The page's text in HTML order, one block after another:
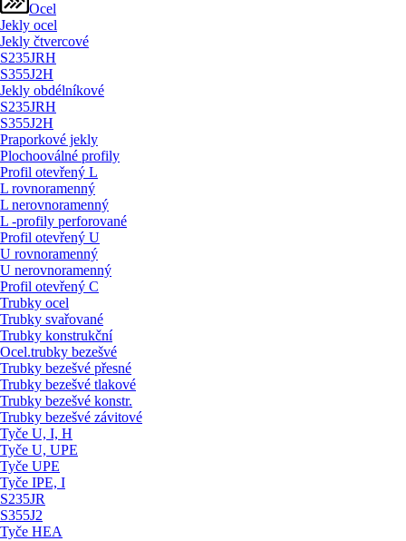
Ocel
Jekly ocel
Jekly čtvercové
S235JRH
S355J2H
Jekly obdélníkové
S235JRH
S355J2H
Praporkové jekly
Plochooválné profily
Profil otevřený L
L rovnoramenný
L nerovnoramenný
L -profily perforované
Profil otevřený U
U rovnoramenný
U nerovnoramenný
Profil otevřený C
Trubky ocel
Trubky svařované
Trubky konstrukční
Ocel.trubky bezešvé
Trubky bezešvé přesné
Trubky bezešvé tlakové
Trubky bezešvé konstr.
Trubky bezešvé závitové
Tyče U, I, H
Tyče U, UPE
Tyče UPE
Tyče IPE, I
S235JR
S355J2
Tyče HEA